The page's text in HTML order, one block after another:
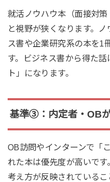
就活ノウハウ本（面接対
と視野が狭くなります。
ス書や企業研究系の本を1
す。ビジネス書から得た
ト」になります。
基準③：内定者・OB
OB訪問やインターンで「
れた本は優先度が高いで
考え方が反映されている